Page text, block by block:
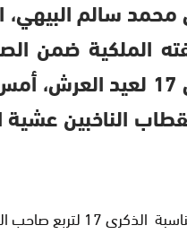
سالم البيهي،
ضمن
عرش أسلافه الميامين.